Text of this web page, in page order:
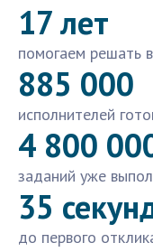
17 лет
помогаем решать
885 000
исполнителей
4 800
заданий уже
35
до первого